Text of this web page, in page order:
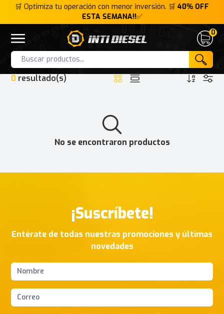
🛒 Optimiza tu operación con menor inversión. 🛒40% OFF
ESTA SEMANA!!✅
Open menu
Inti Diesel
Cart
0
HOME INTERFACE
Products
0 resultado(s)
No se encontraron productos
¡Suscríbete!
Entérate de todas nuestras promociones y últimas
novedades
Nombres y apellidos
Correo Electrónico